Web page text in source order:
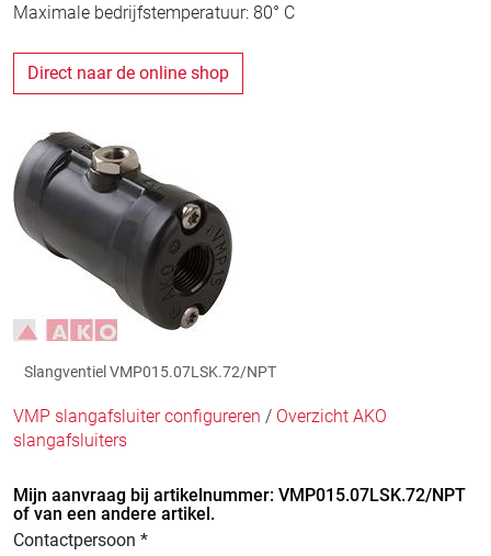
Maximale bedrijfstemperatuur: 80° C
Direct naar de online shop
Slangventiel VMP015.07LSK.72/NPT
VMP slangafsluiter configureren / Overzicht AKO
slangafsluiters
Mijn aanvraag bij artikelnummer: VMP015.07LSK.72/NPT
of van een andere artikel.
Contactpersoon *